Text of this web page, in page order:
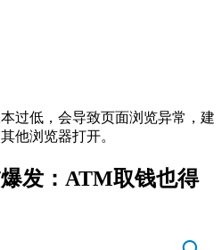
过低，会导致页面浏览异常，建
他浏览器打开。
发：ATM取钱也得